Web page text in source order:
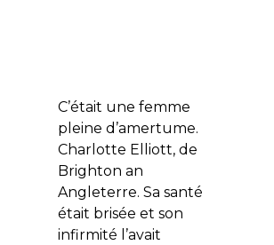
C’était une femme
pleine d’amertume.
Charlotte Elliott, de
Brighton an
Angleterre. Sa santé
était brisée et son
infirmité l’avait